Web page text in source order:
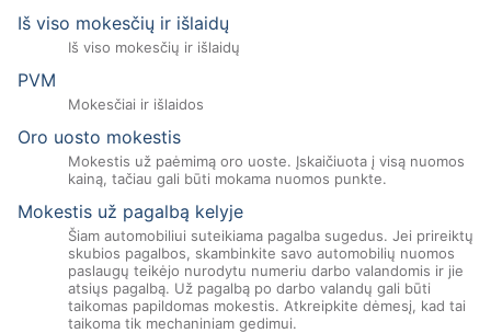
Iš viso mokesčių ir išlaidų
Iš viso mokesčių ir išlaidų
PVM
Mokesčiai ir išlaidos
Oro uosto mokestis
Mokestis už paėmimą oro uoste. Įskaičiuota į visą nuomos
kainą, tačiau gali būti mokama nuomos punkte.
Mokestis už pagalbą kelyje
Šiam automobiliui suteikiama pagalba sugedus. Jei prireiktų
skubios pagalbos, skambinkite savo automobilių nuomos
paslaugų teikėjo nurodytu numeriu darbo valandomis ir jie
atsiųs pagalbą. Už pagalbą po darbo valandų gali būti
taikomas papildomas mokestis. Atkreipkite dėmesį, kad tai
taikoma tik mechaniniam gedimui.